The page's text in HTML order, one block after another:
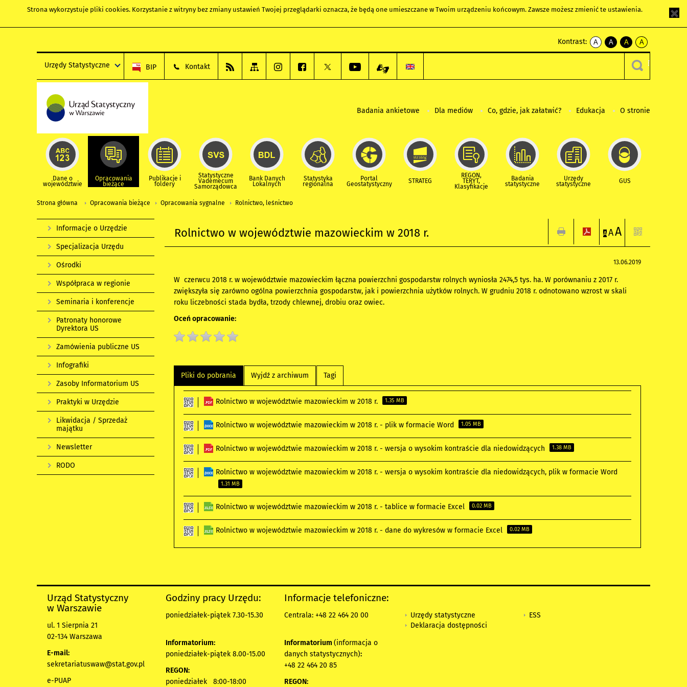
Strona wykorzystuje pliki cookies. Korzystanie z witryny bez zmiany ustawień Twojej przeglądarki oznacza, że będą one umieszczane w Twoim urządzeniu końcowym. Zawsze możesz zmienić te ustawienia.
Kontrast:
A
kontrast
A
kontrast
czarnym
A
kontrast
żółty
tekst
czarnym
A
kontrast
czarny
tekst
żółtym
Urzędy Statystyczne BIP Kontakt
Badania ankietowe Dla mediów Co, gdzie, jak załatwić? Edukacja O stronie
Dane o
województwie
Opracowania
bieżące
Publikacje i
foldery
Statystyczne
Vademecum
Samorządowca
Bank Danych
Lokalnych
Statystyka
regionalna
Portal
Geostatystyczny STRATEG
REGON,
TERYT,
Klasyfikacje
Badania
statystyczne
Urzędy
statystyczne GUS
Strona główna Opracowania bieżące Opracowania sygnalne Rolnictwo, leśnictwo
Rolnictwo w województwie mazowieckim w 2018 r. A AA
13.06.2019
W czerwcu 2018 r. w województwie mazowieckim łączna powierzchni gospodarstw rolnych wyniosła 2474,5 tys. ha. W porównaniu z 2017 r.
zwiększyła się zarówno ogólna powierzchnia gospodarstw, jak i powierzchnia użytków rolnych. W grudniu 2018 r. odnotowano wzrost w skali
roku liczebności stada bydła, trzody chlewnej, drobiu oraz owiec.
Oceń opracowanie:
Pliki do pobrania Wyjdź z archiwum Tagi
Rolnictwo w województwie mazowieckim w 2018 r. 1.35 MB
Rolnictwo w województwie mazowieckim w 2018 r. - plik w formacie Word 1.05 MB
Rolnictwo w województwie mazowieckim w 2018 r. - wersja o wysokim kontraście dla niedowidzących 1.38 MB
Rolnictwo w województwie mazowieckim w 2018 r. - wersja o wysokim kontraście dla niedowidzących, plik w formacie Word
1.31 MB
Rolnictwo w województwie mazowieckim w 2018 r. - tablice w formacie Excel 0.02 MB
Rolnictwo w województwie mazowieckim w 2018 r. - dane do wykresów w formacie Excel 0.02 MB
Informacje o Urzędzie
Specjalizacja Urzędu
Ośrodki
Współpraca w regionie
Seminaria i konferencje
Patronaty honorowe
Dyrektora US
Zamówienia publiczne US
Infografiki
Zasoby Informatorium US
Praktyki w Urzędzie
Likwidacja / Sprzedaż
majątku
Newsletter
RODO
Urząd Statystyczny
w Warszawie
ul. 1 Sierpnia 21
02-134 Warszawa
E-mail:
sekretariatuswaw@stat.gov.pl
e-PUAP
Godziny pracy Urzędu:
poniedziałek-piątek 7.30-15.30
Informatorium:
poniedziałek-piątek 8.00-15.00
REGON:
poniedziałek 8:00-18:00
Informacje telefoniczne:
Centrala: +48 22 464 20 00
Informatorium (informacja o
danych statystycznych):
+48 22 464 20 85
REGON:
Urzędy statystyczne
Deklaracja dostępności
ESS